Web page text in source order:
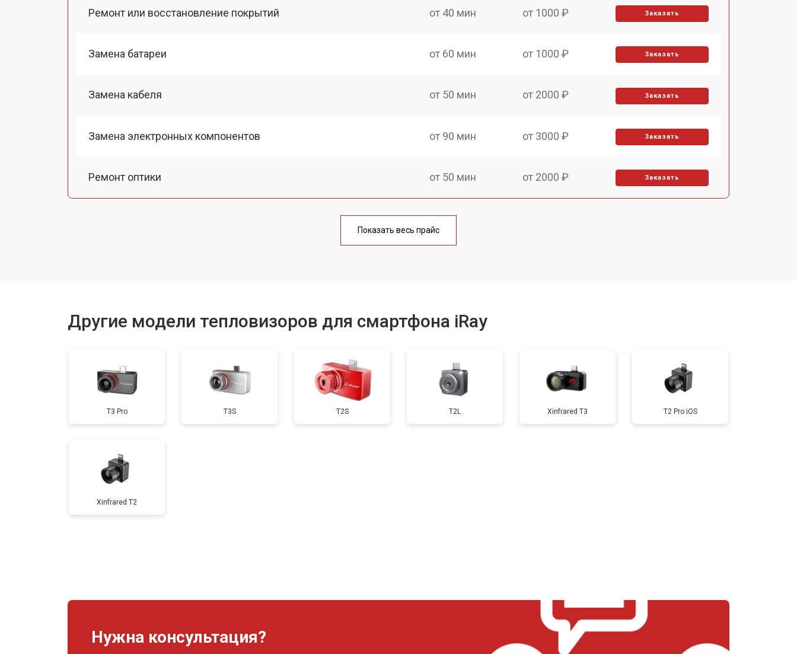
Ремонт или восстановление покрытий от 40 мин от 1000 ₽ Заказать
Замена батареи от 60 мин от 1000 ₽ Заказать
Замена кабеля от 50 мин от 2000 ₽ Заказать
Замена электронных компонентов от 90 мин от 3000 ₽ Заказать
Ремонт оптики от 50 мин от 2000 ₽ Заказать
от 60 мин
Показать весь прайс
Другие модели тепловизоров для смартфона iRay
T3 Pro T3S T2S T2L Xinfrared T3 T2 Pro iOS
Xinfrared T2
Нужна консультация?